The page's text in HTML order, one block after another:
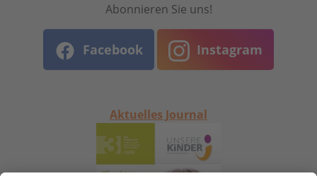
Abonnieren Sie uns!
Facebook Instagram
Aktuelles Journal